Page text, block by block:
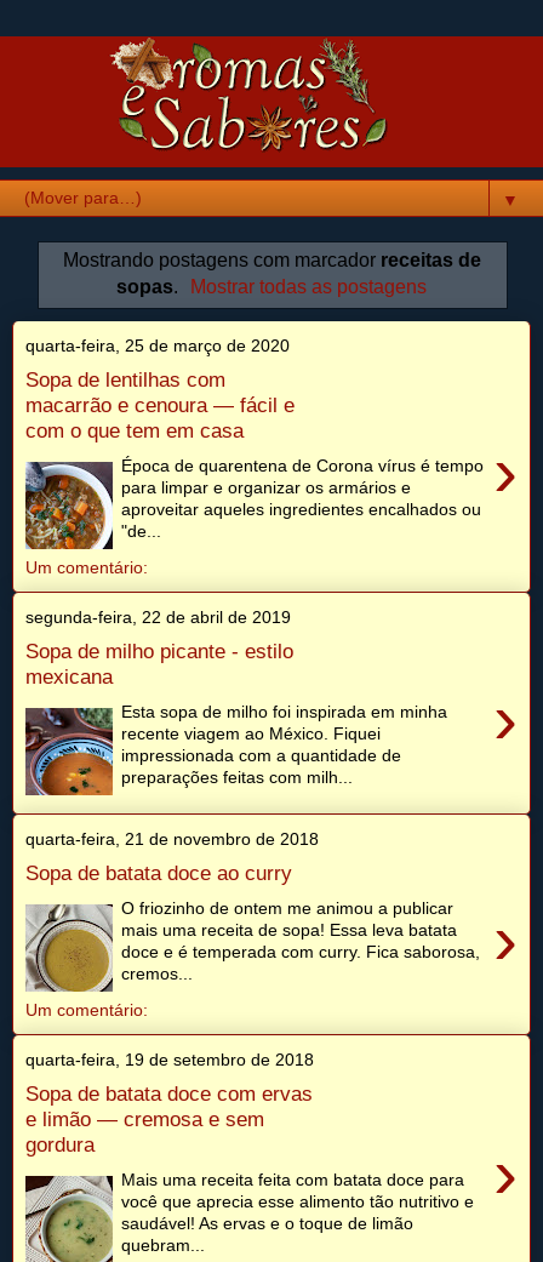
▼
Mostrando postagens com marcador receitas de
sopas. Mostrar todas as postagens
quarta-feira, 25 de março de 2020
Sopa de lentilhas com
macarrão e cenoura — fácil e
com o que tem em casa
›
Época de quarentena de Corona vírus é tempo
para limpar e organizar os armários e
aproveitar aqueles ingredientes encalhados ou
"de...
Um comentário:
segunda-feira, 22 de abril de 2019
Sopa de milho picante - estilo
mexicana
›
Esta sopa de milho foi inspirada em minha
recente viagem ao México. Fiquei
impressionada com a quantidade de
preparações feitas com milh...
quarta-feira, 21 de novembro de 2018
Sopa de batata doce ao curry
›
O friozinho de ontem me animou a publicar
mais uma receita de sopa! Essa leva batata
doce e é temperada com curry. Fica saborosa,
cremos...
Um comentário:
quarta-feira, 19 de setembro de 2018
Sopa de batata doce com ervas
e limão — cremosa e sem
gordura
›
Mais uma receita feita com batata doce para
você que aprecia esse alimento tão nutritivo e
saudável! As ervas e o toque de limão
quebram...